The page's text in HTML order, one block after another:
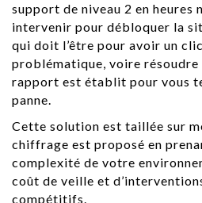
support de niveau 2 en heures
intervenir pour débloquer la
qui doit l’être pour avoir un
problématique, voire résoudre
rapport est établit pour vous
panne.
Cette solution est taillée sur
chiffrage est proposé en
complexité de votre
coût de veille et
compétitifs.